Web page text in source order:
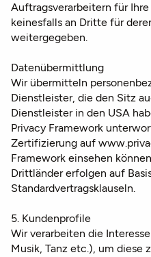
Auftragsverarbeitern für
keinesfalls an Dritte für
weitergegeben.
Datenübermittlung
Wir übermitteln
Dienstleister, die den Sitz
Dienstleister in den USA
Privacy Framework
Zertifizierung auf
Framework einsehen
Drittländer erfolgen auf
Standardvertragsklauseln.
5. Kundenprofile
Wir verarbeiten die
Musik, Tanz etc.), um diese